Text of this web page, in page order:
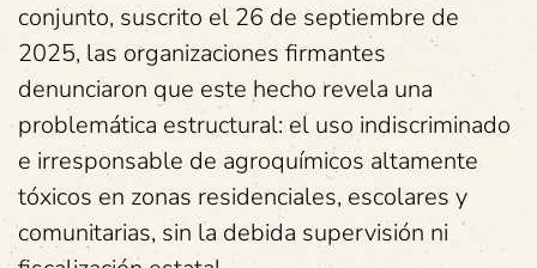
conjunto, suscrito el 26 de septiembre de
2025, las organizaciones firmantes
denunciaron que este hecho revela una
problemática estructural: el uso indiscriminado
e irresponsable de agroquímicos altamente
tóxicos en zonas residenciales, escolares y
comunitarias, sin la debida supervisión ni